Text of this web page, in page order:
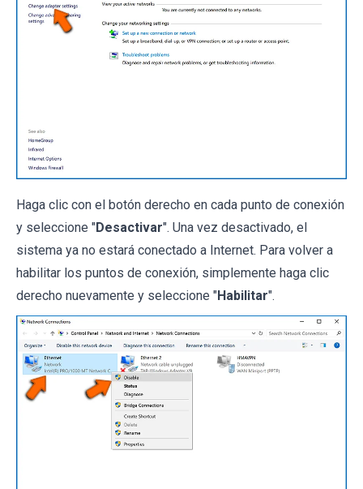
Haga clic con el botón derecho en cada punto de conexión
y seleccione "Desactivar". Una vez desactivado, el
sistema ya no estará conectado a Internet. Para volver a
habilitar los puntos de conexión, simplemente haga clic
derecho nuevamente y seleccione "Habilitar".